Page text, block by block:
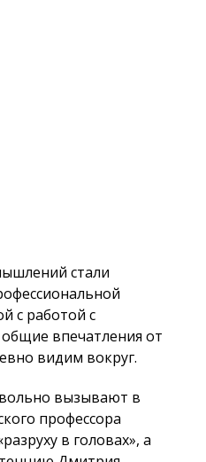
стали
с работой с
впечатления от
видим вокруг.
вызывают в
профессора
в головах», а